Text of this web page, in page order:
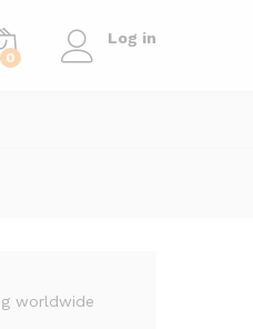
0
Log in
worldwide